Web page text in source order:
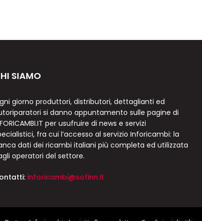
SIAMO
giorno produttori, distributori, dettaglianti ed
si danno appuntamento sulle pagine di
per usufruire di news e servizi
fra cui l’accesso al servizio Inforicambi: la
dati dei ricambi italiani più completa ed utilizzata
operatori del settore.
inforicambi@sofinn.it